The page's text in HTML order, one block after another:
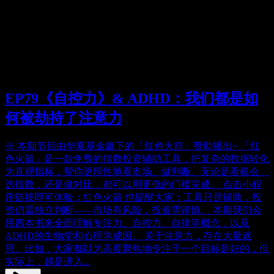
EP79《自控力》& ADHD：我们都是如
何被劫持了注意力
※ 本期节目由华夏基金旗下的「红色火箭」赞助播出~ 「红
色火箭」是一款免费的指数投资辅助工具，把复杂的数据转化
为直观指标，帮你更理性地看市场、做判断。无论是看机会、
选指数，还是做对比，都可以用更低的门槛完成。 点击小程
序链接即可体验：红色火箭 也提醒大家：工具只是辅助，投
资仍需独立判断——市场有风险，投资需谨慎。 本期我们会
用四本书来全面理解专注力、自控力、自律等概念，以及
ADHD的生物学和心理学成因。 关于注意力，存在大量迷
思。比如，大家都以为高度聚焦地专注于一个目标是好的，但
实际上，越是进入...